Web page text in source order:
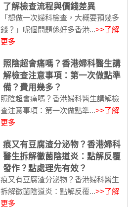
了解檢查流程與價錢差異
「想做一次婦科檢查，大概要預幾多
錢？」呢個問題係好多香港...>>了解
更多
照陰超會痛嗎？香港婦科醫生講
解檢查注意事項：第一次做點準
備？費用幾多？
照陰超會痛嗎？香港婦科醫生講解檢
查注意事項：第一次做點準...>>了解
更多
痕又有豆腐渣分泌物？香港婦科
醫生拆解黴菌陰道炎：點解反覆
發作？點處理先有效？
痕又有豆腐渣分泌物？香港婦科醫生
拆解黴菌陰道炎：點解反覆...>>了解
更多